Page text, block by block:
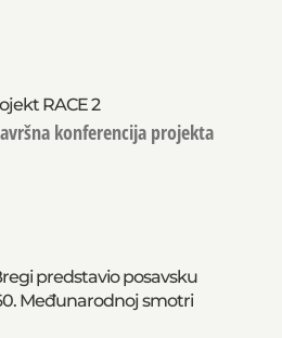
RACE 2
konferencija projekta
predstavio posavsku
Međunarodnoj smotri